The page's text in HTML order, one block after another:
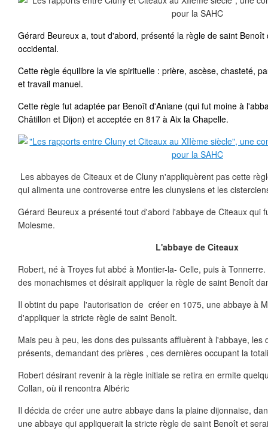
Gérard Beureux a, tout d'abord, présenté la règle de saint
occidental.
Cette règle équilibre la vie spirituelle : prière, ascèse, chasteté,
et travail manuel.
Cette règle fut adaptée par Benoît d'Aniane (qui fut moine à
Châtillon et Dijon) et acceptée en 817 à Aix la Chapelle.
Les abbayes de Citeaux et de Cluny n'appliquèrent pas cette
qui alimenta une controverse entre les clunysiens et les
Gérard Beureux a présenté tout d'abord l'abbaye de Citeaux qui
Molesme.
L'abbaye de Citeaux
Robert, né à Troyes fut abbé à Montier-la- Celle, puis à
des monachismes et désirait appliquer la règle de saint Benoît
Il obtint du pape l'autorisation de créer en 1075, une abbaye à
d'appliquer la stricte règle de saint Benoît.
Mais peu à peu, les dons des puissants affluèrent à l'abbaye, les
présents, demandant des prières , ces dernières occupant la
Robert désirant revenir à la règle initiale se retira en ermite
Collan, où il rencontra Albéric
Il décida de créer une autre abbaye dans la plaine dijonnaise,
une abbaye qui appliquerait la stricte règle de saint Benoît et